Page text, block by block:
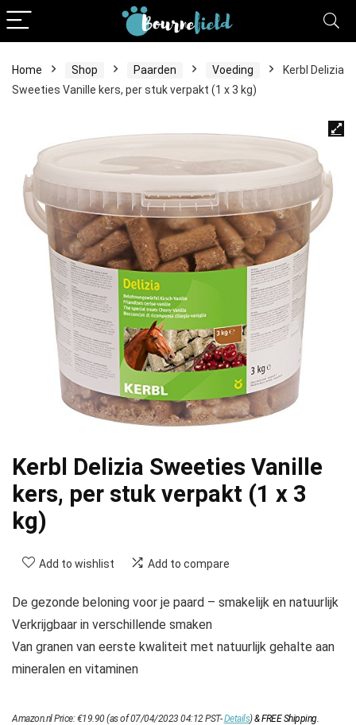
Home Shop Paarden Voeding
Kerbl Delizia
Sweeties Vanille kers, per stuk verpakt (1 x 3 kg)
Kerbl Delizia Sweeties Vanille
kers, per stuk verpakt (1 x 3
kg)
Add to wishlist Add to compare
De gezonde beloning voor je paard – smakelijk en natuurlijk
Verkrijgbaar in verschillende smaken
Van granen van eerste kwaliteit met natuurlijk gehalte aan
mineralen en vitaminen
Amazon.nl Price:€19.90(as of 07/04/2023 04:12 PST-Details)&FREE Shipping.